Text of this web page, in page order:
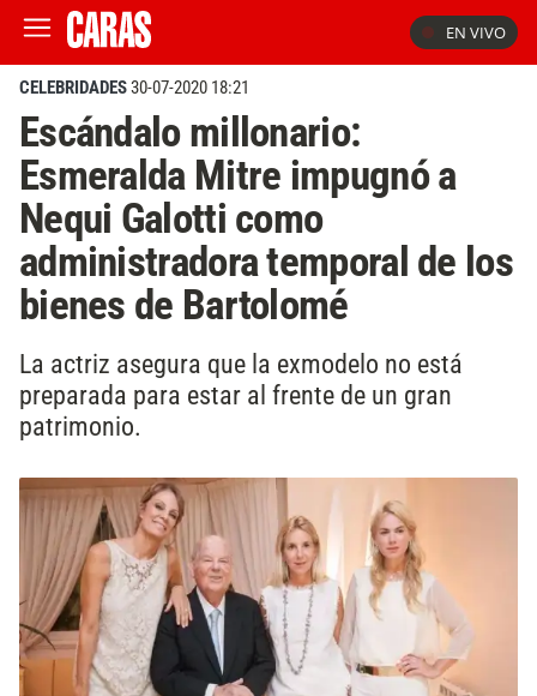
EN VIVO
CELEBRIDADES30-07-2020 18:21
Escándalo millonario:
Esmeralda Mitre impugnó a
Nequi Galotti como
administradora temporal de los
bienes de Bartolomé
La actriz asegura que la exmodelo no está
preparada para estar al frente de un gran
patrimonio.